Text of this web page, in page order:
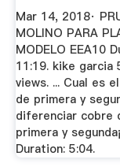
Mar 14, 2018·
MOLINO PARA
MODELO EEA10
11:19. kike garcia
views. ... Cual es
de primera y
diferenciar cobre
primera y
Duration: 5:04.